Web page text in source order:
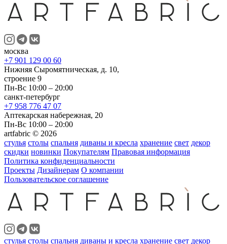
москва
+7 901 129 00 60
Нижняя Сыромятническая, д. 10,
строение 9
Пн-Вс 10:00 – 20:00
санкт-петербург
+7 958 776 47 07
Аптекарская набережная, 20
Пн-Вс 10:00 – 20:00
artfabric © 2026
стулья столы спальня диваны и кресла хранение свет декор
скидки новинки Покупателям Правовая информация
Политика конфиденциальности
Проекты Дизайнерам О компании
Пользовательское соглашение
стулья столы спальня диваны и кресла хранение свет декор